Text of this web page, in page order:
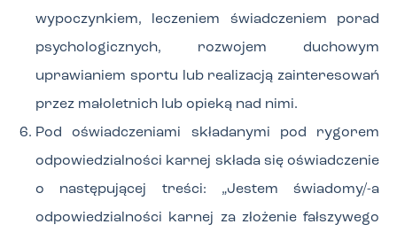
wypoczynkiem, leczeniem świadczeniem porad
psychologicznych, rozwojem duchowym
uprawianiem sportu lub realizacją zainteresowań
przez małoletnich lub opieką nad nimi.
Pod oświadczeniami składanymi pod rygorem
odpowiedzialności karnej składa się oświadczenie
o następującej treści: „Jestem świadomy/-a
odpowiedzialności karnej za złożenie fałszywego